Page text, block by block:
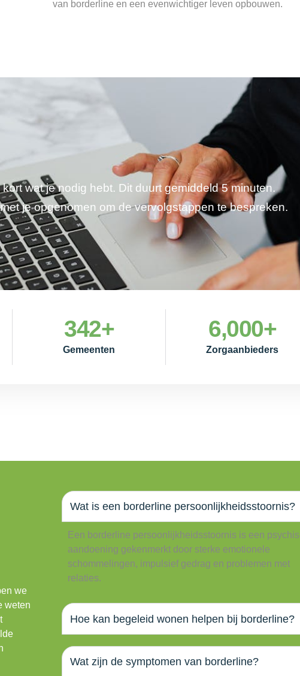
van borderline en een evenwichtiger leven opbouwen.
wat je nodig hebt. Dit duurt gemiddeld 5 minuten.
je opgenomen om de vervolgstappen te bespreken.
Gemeenten
342+
Zorgaanbieders
6,000+
we
weten
Wat is een borderline persoonlijkheidsstoornis?
Een borderline persoonlijkheidsstoornis is een
aandoening gekenmerkt door sterke emotionele
schommelingen, impulsief gedrag en problemen met
relaties.
Hoe kan begeleid wonen helpen bij borderline?
Wat zijn de symptomen van borderline?